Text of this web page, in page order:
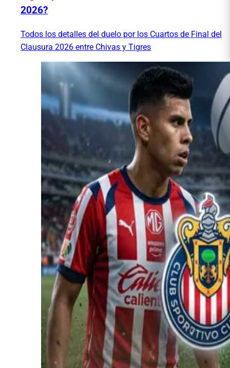
2026?
Todos los detalles del duelo por los Cuartos de Final del
Clausura 2026 entre Chivas y Tigres